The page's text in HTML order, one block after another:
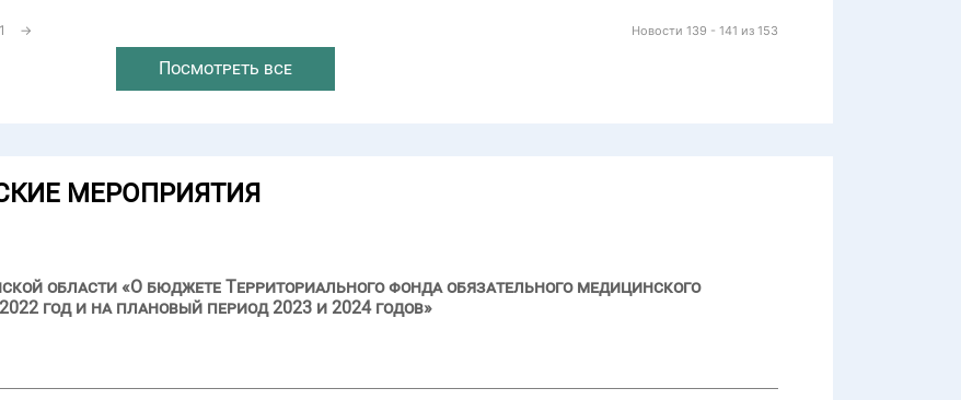
Новости 139 - 141 из 153
→
Посмотреть все
МЕРОПРИЯТИЯ
области «О бюджете Территориального фонда обязательного медицинского
год и на плановый период 2023 и 2024 годов»